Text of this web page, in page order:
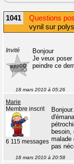
1041 Questions
vynil sur
Invité
Bonjour
Je veux poser
peindre ce
18 mars 2010 à 05:26
Marie
Membre inscrit
6 115 messages malade
pas
18 mars 2010 à 20:58